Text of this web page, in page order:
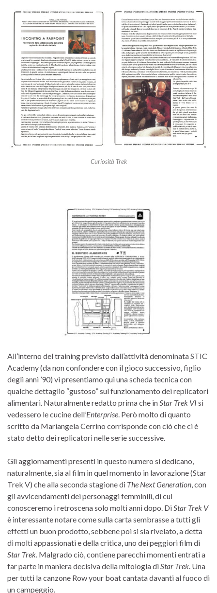
Curiosità Trek
All’interno del training previsto dall’attività denominata STIC
Academy (da non confondere con il gioco successivo, figlio
degli anni ’90) vi presentiamo qui una scheda tecnica con
qualche dettaglio “gustoso” sul funzionamento dei replicatori
alimentari. Naturalmente redatto prima che inStar Trek VI si
vedessero le cucine dell’Enterprise. Però molto di quanto
scritto da Mariangela Cerrino corrisponde con ciò che ci è
stato detto dei replicatori nelle serie successive.
Gli aggiornamenti presenti in questo numero si dedicano,
naturalmente, sia al film in quel momento in lavorazione (Star
Trek V) che alla seconda stagione di The Next Generation, con
gli avvicendamenti dei personaggi femminili, di cui
conosceremo i retroscena solo molti anni dopo. DiStar Trek V
è interessante notare come sulla carta sembrasse a tutti gli
effetti un buon prodotto, sebbene poi si sia rivelato, a detta
di molti appassionati e della critica, uno dei peggiori film di
Star Trek. Malgrado ciò, contiene parecchi momenti entrati a
far parte in maniera decisiva della mitologia diStar Trek. Una
per tutti la canzone Row your boat cantata davanti al fuoco di
un campeggio.